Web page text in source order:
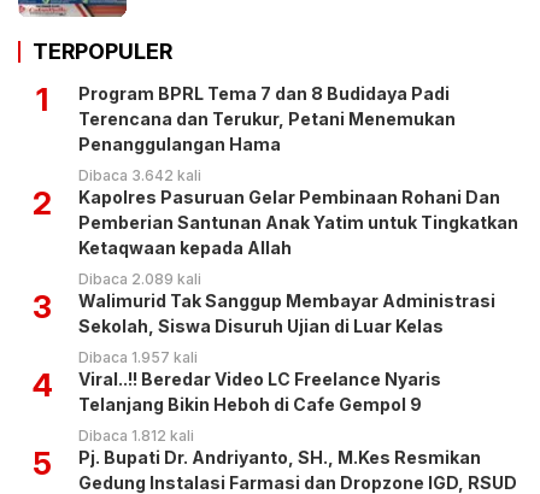
TERPOPULER
1
Program BPRL Tema 7 dan 8 Budidaya Padi
Terencana dan Terukur, Petani Menemukan
Penanggulangan Hama
Dibaca 3.642 kali
2
Kapolres Pasuruan Gelar Pembinaan Rohani Dan
Pemberian Santunan Anak Yatim untuk Tingkatkan
Ketaqwaan kepada Allah
Dibaca 2.089 kali
3
Walimurid Tak Sanggup Membayar Administrasi
Sekolah, Siswa Disuruh Ujian di Luar Kelas
Dibaca 1.957 kali
4
Viral..!! Beredar Video LC Freelance Nyaris
Telanjang Bikin Heboh di Cafe Gempol 9
Dibaca 1.812 kali
5
Pj. Bupati Dr. Andriyanto, SH., M.Kes Resmikan
Gedung Instalasi Farmasi dan Dropzone IGD, RSUD